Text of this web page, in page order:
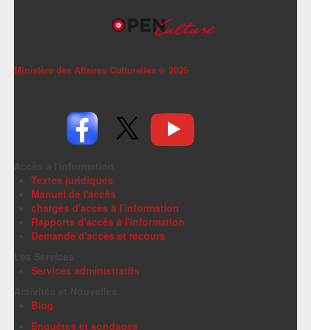
Ministère des Affaires Culturelles © 2026
Textes juridiques
Manuel de l'accès
chargés d'accès à l'information
Rapports d'accès à l'information
Demande d'accès et recours
Services administratifs
Blog
Enquêtes et sondages